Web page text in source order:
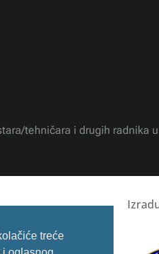
treće
tehničara i drugih radnika